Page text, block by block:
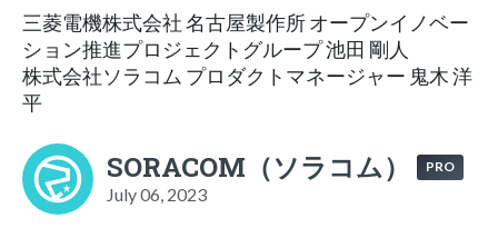
三菱電機株式会社 名古屋製作所 オープンイノベー
ション推進プロジェクトグループ 池田 剛人
株式会社ソラコム プロダクトマネージャー 鬼木 洋
平
SORACOM（ソラコム） PRO
July 06, 2023